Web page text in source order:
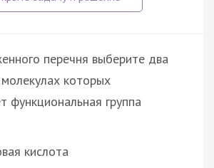
перечня выберите два
которых
функциональная группа
кислота